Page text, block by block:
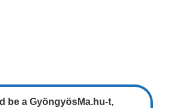
be a GyöngyösMa.hu-t,